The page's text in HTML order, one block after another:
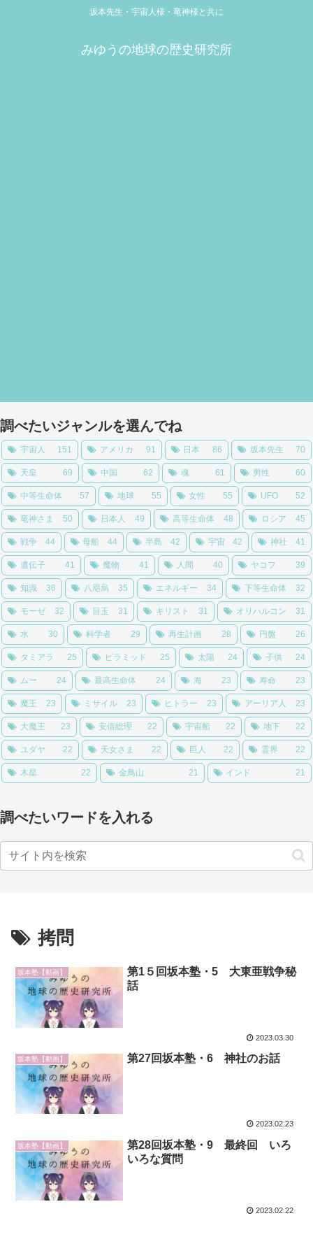
坂本先生・宇宙人様・竜神様と共に
みゆうの地球の歴史研究所
調べたいジャンルを選んでね
宇宙人 151 アメリカ 91 日本 86 坂本先生 70
天皇 69 中国 62 魂 61 男性 60
中等生命体 57 地球 55 女性 55 UFO 52
竜神さま 50 日本人 49 高等生命体 48 ロシア 45
戦争 44 母船 44 半島 42 宇宙 42 神社 41
遺伝子 41 魔物 41 人間 40 ヤコフ 39
知識 36 八咫烏 35 エネルギー 34 下等生命体 32
モーゼ 32 目玉 31 キリスト 31 オリハルコン 31
水 30 科学者 29 再生計画 28 円盤 26
タミアラ 25 ピラミッド 25 太陽 24 子供 24
ムー 24 最高生命体 24 海 23 寿命 23
魔王 23 ミサイル 23 ヒトラー 23 アーリア人 23
大魔王 23 安倍総理 22 宇宙船 22 地下 22
ユダヤ 22 天女さま 22 巨人 22 霊界 22
木星 22 金鳥山 21 インド 21
調べたいワードを入れる
拷問
坂本塾【動画】
第1５回坂本塾・5 大東亜戦争秘
話
2023.03.30
坂本塾【動画】 第27回坂本塾・6 神社のお話
2023.02.23
坂本塾【動画】
第28回坂本塾・9 最終回 いろ
いろな質問
2023.02.22